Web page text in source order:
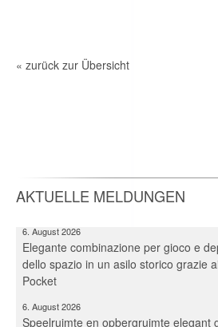
« zurück zur Übersicht
AKTUELLE MELDUNGEN
Spielraum & Stauraum elegant
Hawa-Pocket-Beschlagsystemen in
Elegante combinazione per gioco e
dello spazio in un asilo storico grazie
Pocket
Speelruimte en opbergruimte elegant